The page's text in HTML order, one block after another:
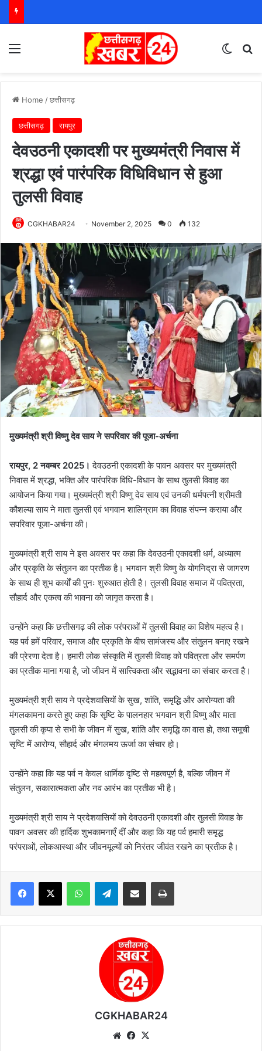
Home /छत्तीसगढ़
छत्तीसगढ़ रायपुर
देवउठनी एकादशी पर मुख्यमंत्री निवास में
श्रद्धा एवं पारंपरिक विधिविधान से हुआ
तुलसी विवाह
CGKHABAR24 November 2, 2025 0 132
मुख्यमंत्री श्री विष्णु देव साय ने सपरिवार की पूजा-अर्चना
रायपुर, 2 नवम्बर 2025।देवउठनी एकादशी के पावन अवसर पर मुख्यमंत्री
निवास में श्रद्धा, भक्ति और पारंपरिक विधि-विधान के साथ तुलसी विवाह का
आयोजन किया गया। मुख्यमंत्री श्री विष्णु देव साय एवं उनकी धर्मपत्नी श्रीमती
कौशल्या साय ने माता तुलसी एवं भगवान शालिग्राम का विवाह संपन्न कराया और
सपरिवार पूजा-अर्चना की।
मुख्यमंत्री श्री साय ने इस अवसर पर कहा कि देवउठनी एकादशी धर्म, अध्यात्म
और प्रकृति के संतुलन का प्रतीक है। भगवान श्री विष्णु के योगनिद्रा से जागरण
के साथ ही शुभ कार्यों की पुनः शुरुआत होती है। तुलसी विवाह समाज में पवित्रता,
सौहार्द और एकत्व की भावना को जागृत करता है।
उन्होंने कहा कि छत्तीसगढ़ की लोक परंपराओं में तुलसी विवाह का विशेष महत्व है।
यह पर्व हमें परिवार, समाज और प्रकृति के बीच सामंजस्य और संतुलन बनाए रखने
की प्रेरणा देता है। हमारी लोक संस्कृति में तुलसी विवाह को पवित्रता और समर्पण
का प्रतीक माना गया है, जो जीवन में सात्त्विकता और सद्भावना का संचार करता है।
मुख्यमंत्री श्री साय ने प्रदेशवासियों के सुख, शांति, समृद्धि और आरोग्यता की
मंगलकामना करते हुए कहा कि सृष्टि के पालनहार भगवान श्री विष्णु और माता
तुलसी की कृपा से सभी के जीवन में सुख, शांति और समृद्धि का वास हो, तथा समूची
सृष्टि में आरोग्य, सौहार्द और मंगलमय ऊर्जा का संचार हो।
उन्होंने कहा कि यह पर्व न केवल धार्मिक दृष्टि से महत्वपूर्ण है, बल्कि जीवन में
संतुलन, सकारात्मकता और नव आरंभ का प्रतीक भी है।
मुख्यमंत्री श्री साय ने प्रदेशवासियों को देवउठनी एकादशी और तुलसी विवाह के
पावन अवसर की हार्दिक शुभकामनाएँ दीं और कहा कि यह पर्व हमारी समृद्ध
परंपराओं, लोकआस्था और जीवनमूल्यों को निरंतर जीवंत रखने का प्रतीक है।
Telegram
CGKHABAR24
We Fa